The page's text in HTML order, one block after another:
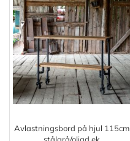
Avlastningsbord på hjul 115cm
stålgrå/oljad ek